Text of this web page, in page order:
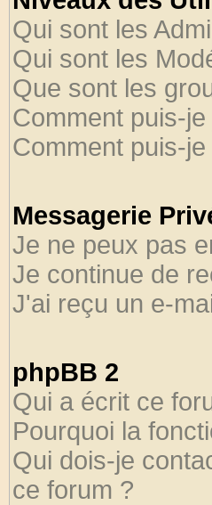
Qui sont les
Qui sont les
Que sont les
Comment puis-
Comment puis-
Messagerie
Je ne peux pas
Je continue de
J'ai reçu un e-
phpBB 2
Qui a écrit ce
Pourquoi la
Qui dois-je
ce forum ?